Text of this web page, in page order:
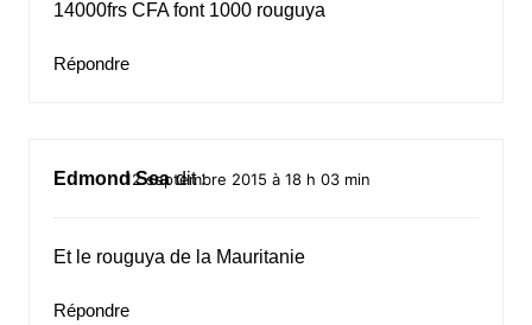
14000frs CFA font 1000 rouguya
Répondre
Edmond Sea dit :
12 septembre 2015 à 18 h 03 min
Et le rouguya de la Mauritanie
Répondre